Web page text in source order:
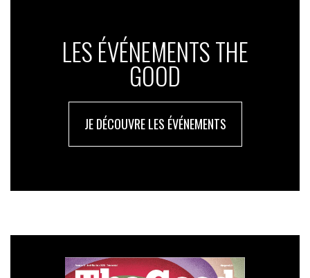
LES ÉVÉNEMENTS THE
GOOD
JE DÉCOUVRE LES ÉVÉNEMENTS